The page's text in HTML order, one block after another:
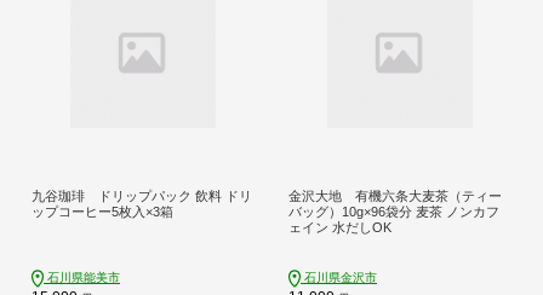
九谷珈琲 ドリップパック 飲料 ドリ
ップコーヒー5枚入×3箱
石川県能美市
金沢大地 有機六条大麦茶（ティー
バッグ）10g×96袋分 麦茶 ノンカフ
ェイン 水だしOK
石川県金沢市